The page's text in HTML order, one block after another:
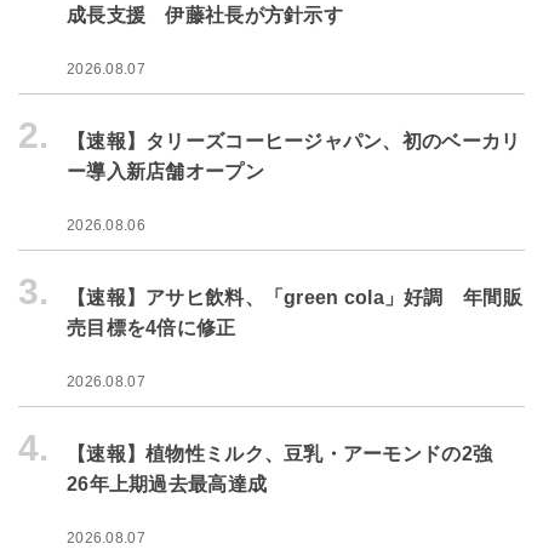
成長支援 伊藤社長が方針示す
2026.08.07
2.
【速報】タリーズコーヒージャパン、初のベーカリ
ー導入新店舗オープン
2026.08.06
3.
【速報】アサヒ飲料、「green cola」好調 年間販
売目標を4倍に修正
2026.08.07
4.
【速報】植物性ミルク、豆乳・アーモンドの2強
26年上期過去最高達成
2026.08.07